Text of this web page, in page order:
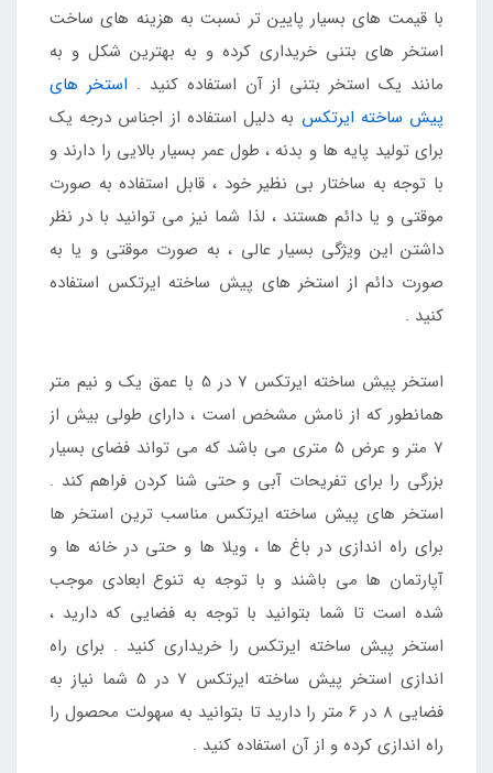
با قیمت های بسیار پایین تر نسبت به هزینه های ساخت
استخر های بتنی خریداری کرده و به بهترین شکل و به
مانند یک استخر بتنی از آن استفاده کنید . استخر های
پیش ساخته ایرتکس به دلیل استفاده از اجناس درجه یک
برای تولید پایه ها و بدنه ، طول عمر بسیار بالایی را دارند و
با توجه به ساختار بی نظیر خود ، قابل استفاده به صورت
موقتی و یا دائم هستند ، لذا شما نیز می توانید با در نظر
داشتن این ویژگی بسیار عالی ، به صورت موقتی و یا به
صورت دائم از استخر های پیش ساخته ایرتکس استفاده
کنید .
استخر پیش ساخته ایرتکس 7 در 5 با عمق یک و نیم متر
همانطور که از نامش مشخص است ، دارای طولی بیش از
7 متر و عرض 5 متری می باشد که می تواند فضای بسیار
بزرگی را برای تفریحات آبی و حتی شنا کردن فراهم کند .
استخر های پیش ساخته ایرتکس مناسب ترین استخر ها
برای راه اندازی در باغ ها ، ویلا ها و حتی در خانه ها و
آپارتمان ها می باشند و با توجه به تنوع ابعادی موجب
شده است تا شما بتوانید با توجه به فضایی که دارید ،
استخر پیش ساخته ایرتکس را خریداری کنید . برای راه
اندازی استخر پیش ساخته ایرتکس 7 در 5 شما نیاز به
فضایی 8 در 6 متر را دارید تا بتوانید به سهولت محصول را
راه اندازی کرده و از آن استفاده کنید .